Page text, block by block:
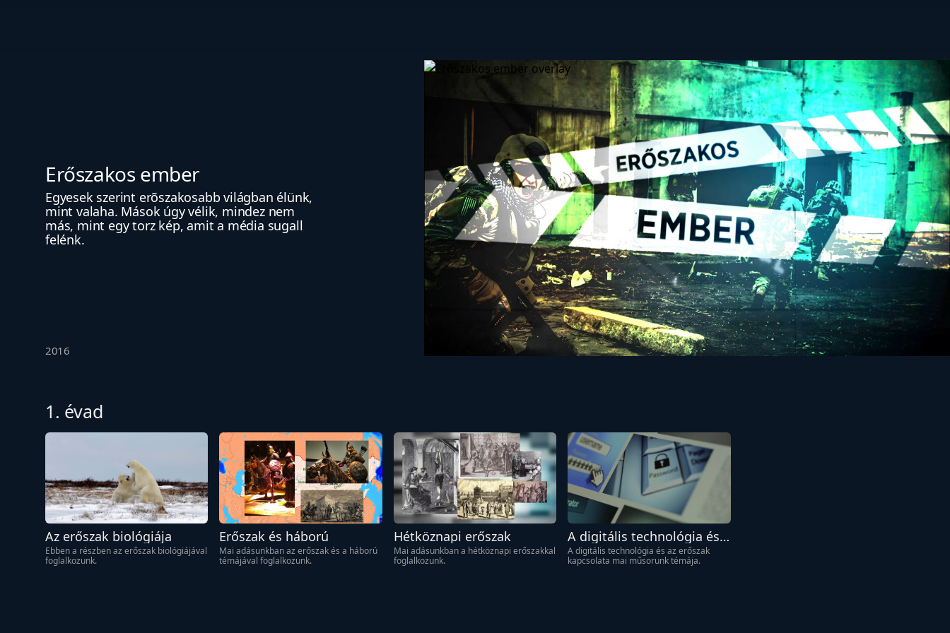
Erőszakos ember
Egyesek szerint erõszakosabb világban élünk,
mint valaha. Mások úgy vélik, mindez nem
más, mint egy torz kép, amit a média sugall
felénk.
2016
1. évad
Az erőszak biológiája
Ebben a részben az erőszak biológiájával
foglalkozunk.
Erőszak és háború
Mai adásunkban az erőszak és a háború
témájával foglalkozunk.
Hétköznapi erőszak
Mai adásunkban a hétköznapi erőszakkal
foglalkozunk.
A digitális technológia és
az erőszak kapcsolata
A digitális technológia és az erőszak
kapcsolata mai műsorunk témája.